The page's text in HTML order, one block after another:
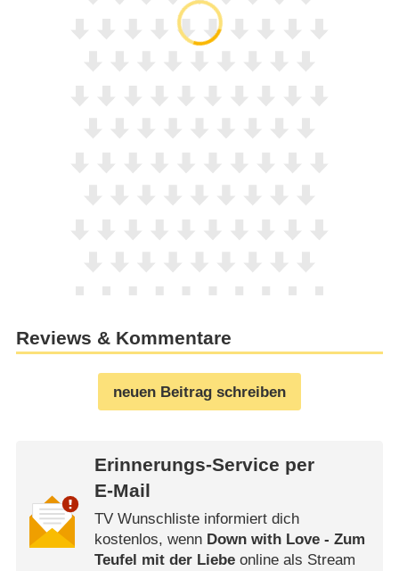
Reviews & Kommentare
neuen Beitrag schreiben
Erinnerungs-Service per
E-Mail
TV Wunschliste informiert dich
kostenlos, wenn Down with Love - Zum
Teufel mit der Liebeonline als Stream